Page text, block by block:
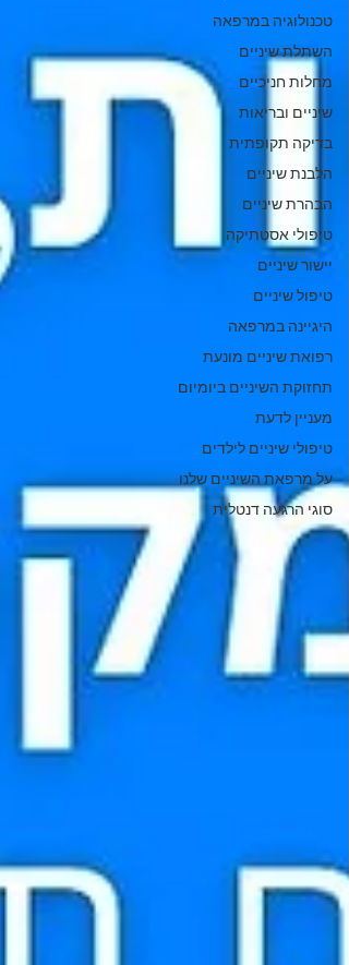
טכנולוגיה במרפאה
השתלת שיניים
מחלות חניכיים
שיניים ובריאות
בדיקה תקופתית
הלבנת שיניים
הבהרת שיניים
טיפולי אסטתיקה
יישור שיניים
טיפול שיניים
היגיינה במרפאה
רפואת שיניים מונעת
תחזוקת השיניים ביומיום
מעניין לדעת
טיפולי שיניים לילדים
על מרפאת השיניים שלנו
סוגי הרגעה דנטלית